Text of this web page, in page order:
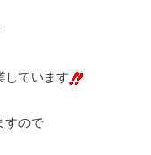
しています
すので